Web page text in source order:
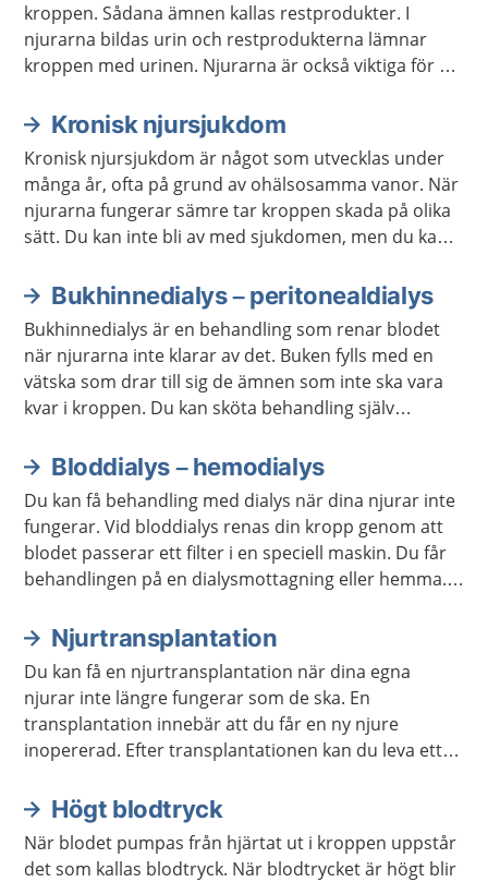
kroppen. Sådana ämnen kallas restprodukter. I
njurarna bildas urin och restprodukterna lämnar
kroppen med urinen. Njurarna är också viktiga för att
i kroppen.
Kronisk njursjukdom
Kronisk njursjukdom är något som utvecklas under
många år, ofta på grund av ohälsosamma vanor. När
njurarna fungerar sämre tar kroppen skada på olika
sätt. Du kan inte bli av med sjukdomen, men du kan
njurarna fungerar mycket dåligt finns det speciell
Bukhinnedialys – peritonealdialys
Bukhinnedialys är en behandling som renar blodet
när njurarna inte klarar av det. Buken fylls med en
vätska som drar till sig de ämnen som inte ska vara
kvar i kroppen. Du kan sköta behandling själv
Bloddialys – hemodialys
Du kan få behandling med dialys när dina njurar inte
fungerar. Vid bloddialys renas din kropp genom att
blodet passerar ett filter i en speciell maskin. Du får
behandlingen på en dialysmottagning eller hemma.
med dialys.
Njurtransplantation
Du kan få en njurtransplantation när dina egna
njurar inte längre fungerar som de ska. En
transplantation innebär att du får en ny njure
inopererad. Efter transplantationen kan du leva ett
och gå på kontroller resten av livet.
Högt blodtryck
När blodet pumpas från hjärtat ut i kroppen uppstår
det som kallas blodtryck. När blodtrycket är högt blir